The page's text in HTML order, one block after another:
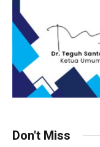
Don't Miss